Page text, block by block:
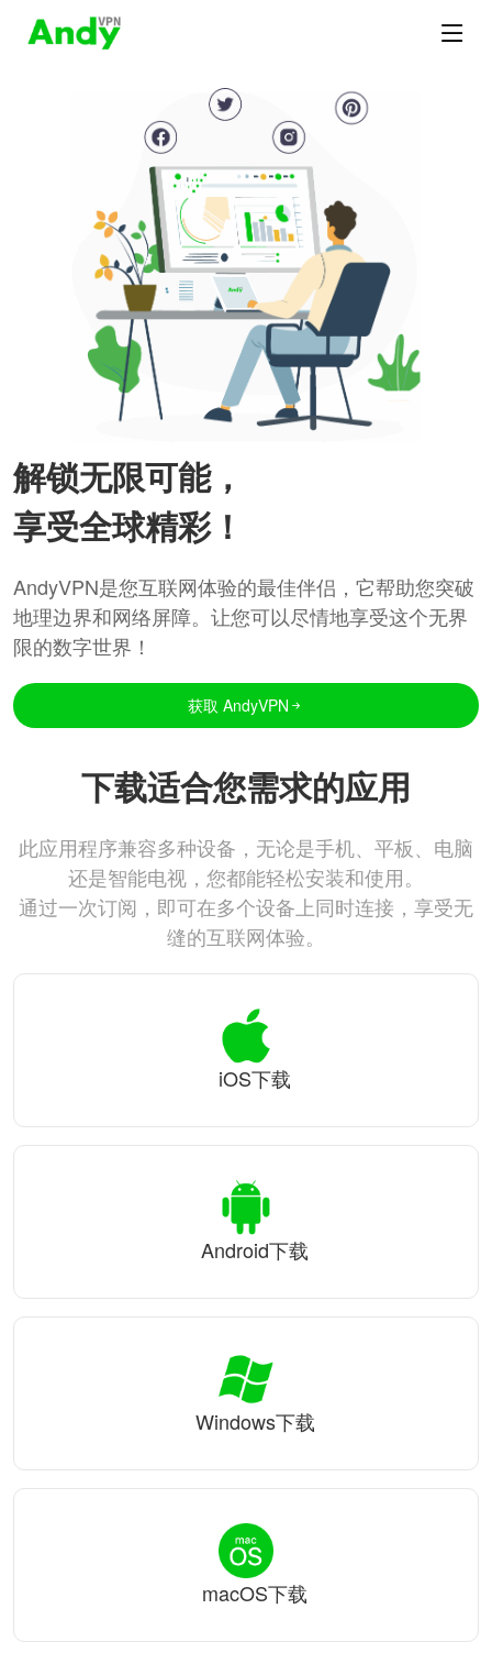
解锁无限可能，
享受全球精彩！
AndyVPN是您互联网体验的最佳伴侣，它帮助您突破
地理边界和网络屏障。让您可以尽情地享受这个无界
限的数字世界！
获取 AndyVPN
下载适合您需求的应用
此应用程序兼容多种设备，无论是手机、平板、电脑
还是智能电视，您都能轻松安装和使用。
通过一次订阅，即可在多个设备上同时连接，享受无
缝的互联网体验。
iOS下载
Android下载
Windows下载
macOS下载